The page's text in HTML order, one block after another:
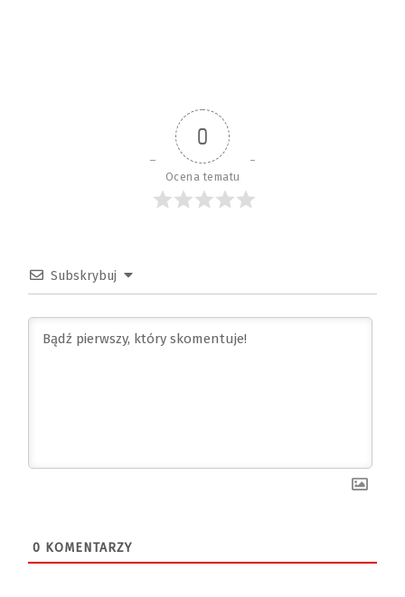
0
Ocena tematu
Subskrybuj
0 KOMENTARZY